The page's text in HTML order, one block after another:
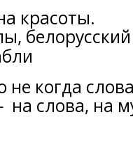
красоты.
когда
на слова, на